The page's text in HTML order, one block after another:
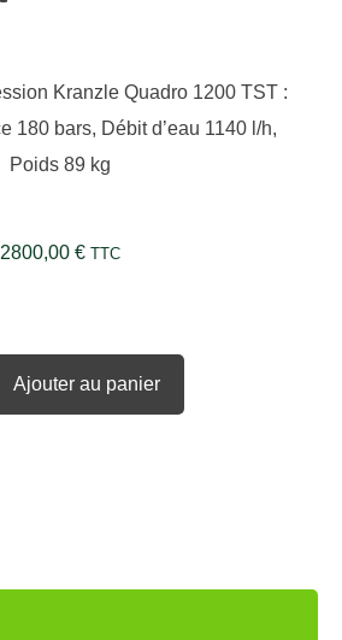
Kranzle Quadro 1200 TST :
180 bars, Débit d’eau 1140 l/h,
Poids 89 kg
2800,00 € TTC
Ajouter au panier